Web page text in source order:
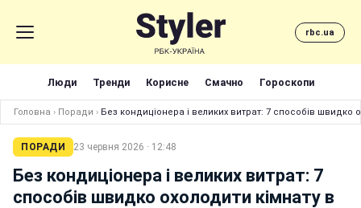
rbc.ua
Люди Тренди Корисне Смачно Гороскопи
Головна › Поради › Без кондиціонера і великих витрат: 7 способів швидко
ПОРАДИ 23 червня 2026 · 12:48
Без кондиціонера і великих витрат: 7
способів швидко охолодити кімнату в